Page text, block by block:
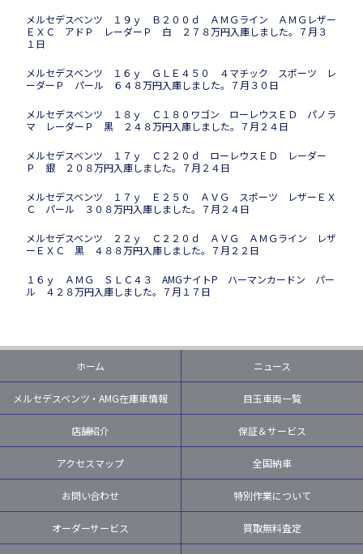
メルセデスベンツ １９ｙ Ｂ２００ｄ ＡＭＧライン ＡＭＧレザー
ＥＸＣ アドＰ レーダーＰ 白 ２７８万円入庫しました。７月３
１日
メルセデスベンツ １６ｙ ＧＬＥ４５０ ４マチック スポーツ レ
ーダーＰ パール ６４８万円入庫しました。７月３０日
メルセデスベンツ １８ｙ Ｃ１８０ワゴン ローレウスＥＤ パノラ
マ レーダーＰ 黒 ２４８万円入庫しました。７月２４日
メルセデスベンツ １７ｙ Ｃ２２０ｄ ローレウスＥＤ レーダー
Ｐ 銀 ２０８万円入庫しました。７月２４日
メルセデスベンツ １７ｙ Ｅ２５０ ＡＶＧ スポーツ レザーＥＸ
Ｃ パール ３０８万円入庫しました。７月２４日
メルセデスベンツ ２２ｙ Ｃ２２０ｄ ＡＶＧ ＡＭＧライン レザ
ーＥＸＣ 黒 ４８８万円入庫しました。７月２２日
１６ｙ ＡＭＧ ＳＬＣ４３ AMGナイトP ハーマンカードン パー
ル ４２８万円入庫しました。７月１７日
ホーム ニュース
メルセデスベンツ・AMG在庫車情報 目玉車両一覧
店舗紹介 保証＆サービス
アクセスマップ 全国納車
お問い合わせ 特別作業について
オーダーサービス 買取無料査定